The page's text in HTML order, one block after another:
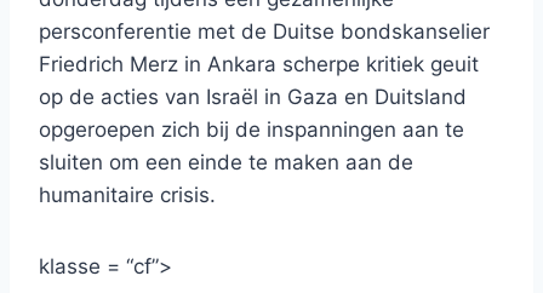
persconferentie met de Duitse bondskanselier
Friedrich Merz in Ankara scherpe kritiek geuit
op de acties van Israël in Gaza en Duitsland
opgeroepen zich bij de inspanningen aan te
sluiten om een ​​einde te maken aan de
humanitaire crisis.
klasse = “cf”>